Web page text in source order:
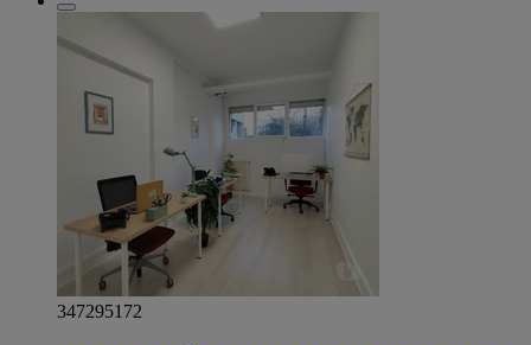
347295172